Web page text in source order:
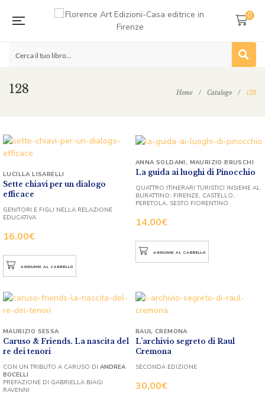
0
128 Home / Catalogo / 128
Sette chiavi per un dialogo
efficace
16,00€
LUCILLA LISARELLI
GENITORI E FIGLI NELLA RELAZIONE
EDUCATIVA
AGGIUNGI AL CARRELLO
La guida ai luoghi di Pinocchio
14,00€
ANNA SOLDANI, MAURIZIO BRUSCHI
QUATTRO ITINERARI TURISTICI INSIEME AL
BURATTINO: FIRENZE, CASTELLO,
PERETOLA, SESTO FIORENTINO
AGGIUNGI AL CARRELLO
Caruso & Friends. La nascita del
re dei tenori
MAURIZIO SESSA
CON UN TRIBUTO A CARUSO DI ANDREA
BOCELLI
PREFAZIONE DI GABRIELLA BIAGI
RAVENNI
L’archivio segreto di Raul
Cremona
30,00€
RAUL CREMONA
SECONDA EDIZIONE